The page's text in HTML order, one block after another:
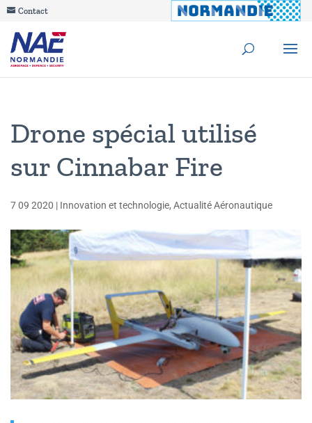
Contact
Drone spécial utilisé
sur Cinnabar Fire
7 09 2020 | Innovation et technologie, Actualité Aéronautique